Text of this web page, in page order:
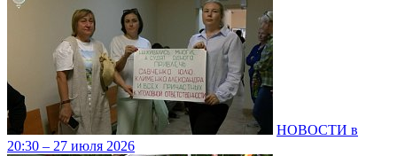
НОВОСТИ в
20:30 – 27 июля 2026